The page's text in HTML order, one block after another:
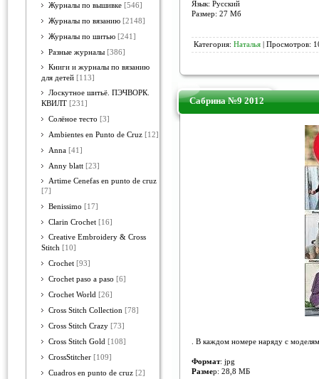
Журналы по вышивке [546]
Журналы по вязанию [2148]
Журналы по шитью [241]
Разные журналы [386]
Книги и журналы по вязанию
для детей [113]
Лоскутное шитьё. ПЭЧВОРК.
КВИЛТ [231]
Солёное тесто [3]
Ambientes en Punto de Cruz [12]
Anna [41]
Anny blatt [23]
Artime Cenefas en punto de cruz
[7]
Benissimo [17]
Clarin Crochet [16]
Creative Embroidery & Cross
Stitch [10]
Crochet [93]
Crochet paso a paso [6]
Crochet World [26]
Cross Stitch Collection [78]
Cross Stitch Crazy [73]
Cross Stitch Gold [108]
CrossStitcher [109]
Cuadros en punto de cruz [2]
Язык: Русский
Размер: 27 Мб
Категория: Наталья | Просмотров:
Сабрина №9 2012
. В каждом номере наряду с
Формат: jpg
Размер: 28,8 МБ